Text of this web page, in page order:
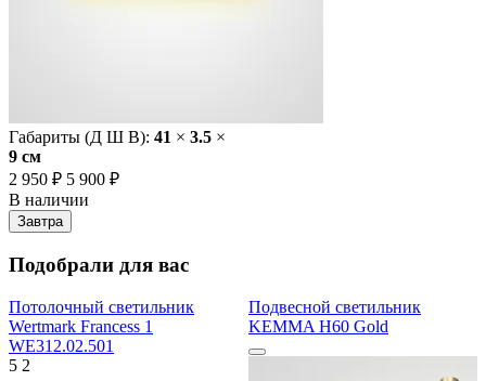
Габариты (Д Ш В): 41 × 3.5 ×
9 cм
2 950 ₽ 5 900 ₽
В наличии
Завтра
Подобрали для вас
Потолочный светильник
Wertmark Francess 1
WE312.02.501
5 2
Подвесной светильник
KEMMA H60 Gold